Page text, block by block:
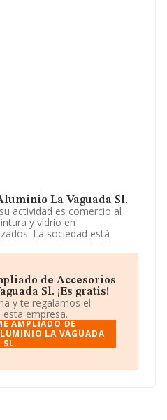
La Vaguada Sl.
actividad es comercio al
y vidrio en
La sociedad está
La actividad de
a 'Comercio al por menor
es 4752. La sociedad no
exteriores.
de Aluminio La
tiene su domicilio
Bañeza núm. 20 L 4,
Madrid, Madrid.
disponiendo de los datos de
de Accesorios
Sl. ¡Es gratis!
y te regalamos el
empresa.
AMPLIADO DE
LA VAGUADA
SL.